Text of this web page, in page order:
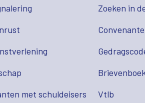
met schuldeisers
Zoeken in
Vtlb